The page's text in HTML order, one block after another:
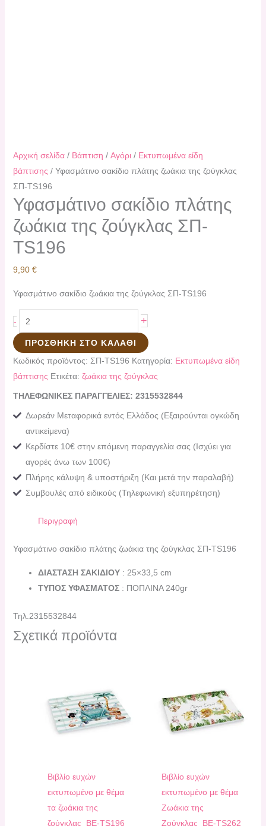
Αρχική σελίδα/ Βάπτιση / Αγόρι/ Εκτυπωμένα είδη
βάπτισης / Υφασμάτινο σακίδιο πλάτης ζωάκια της ζούγκλας
ΣΠ-TS196
Υφασμάτινο σακίδιο πλάτης
ζωάκια της ζούγκλας ΣΠ-
TS196
9,90 €
Υφασμάτινο σακίδιο ζωάκια της ζούγκλας ΣΠ-TS196
- +
ΠΡΟΣΘΉΚΗ ΣΤΟ ΚΑΛΆΘΙ
Κωδικός προϊόντος: ΣΠ-TS196 Κατηγορία: Εκτυπωμένα είδη
βάπτισης Ετικέτα: ζωάκια της ζούγκλας
ΤΗΛΕΦΩΝΙΚΕΣ ΠΑΡΑΓΓΕΛΙΕΣ: 2315532844
Δωρεάν Μεταφορικά εντός Ελλάδος (Εξαιρούνται ογκώδη
αντικείμενα)
Κερδίστε 10€ στην επόμενη παραγγελία σας (Ισχύει για
αγορές άνω των 100€)
Πλήρης κάλυψη & υποστήριξη (Και μετά την παραλαβή)
Συμβουλές από ειδικούς (Τηλεφωνική εξυπηρέτηση)
Περιγραφή
Υφασμάτινο σακίδιο πλάτης ζωάκια της ζούγκλας ΣΠ-TS196
ΔΙΑΣΤΑΣΗ ΣΑΚΙΔΙΟΥ: 25×33,5 cm
ΤΥΠΟΣ ΥΦΑΣΜΑΤΟΣ: ΠΟΠΛΙΝΑ 240gr
Τηλ.2315532844
Σχετικά προϊόντα
Βιβλίο ευχών
εκτυπωμένο με θέμα
τα ζωάκια της
ζούγκλας BE-TS196
Βιβλίο ευχών
εκτυπωμένο με θέμα
Ζωάκια της
Ζούγκλας BE-TS262